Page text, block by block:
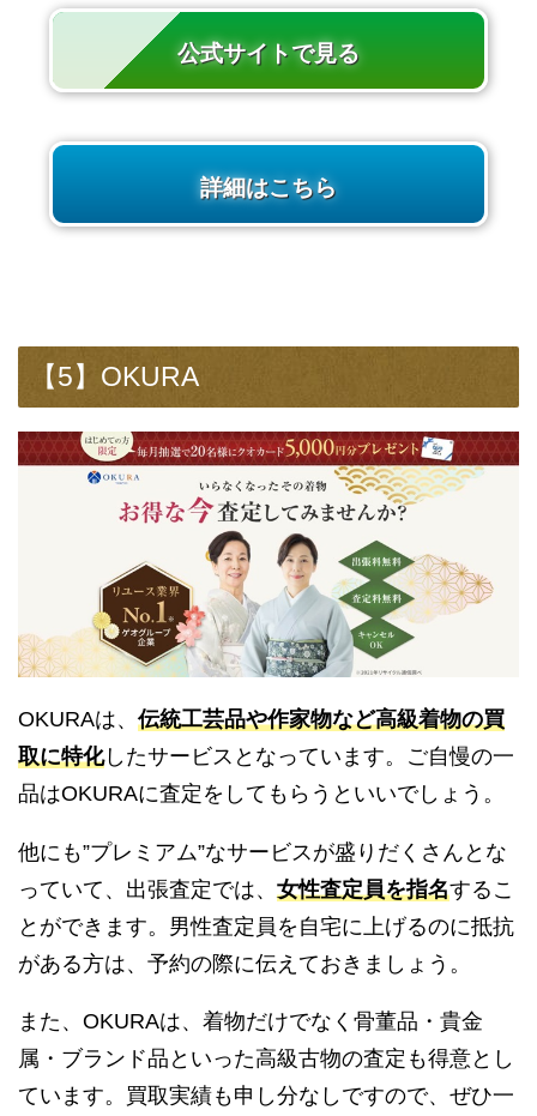
公式サイトで見る
詳細はこちら
【5】OKURA
OKURAは、 伝統工芸品や作家物など高級着物の買
取に特化したサービスとなっています。ご自慢の一
品はOKURAに査定をしてもらうといいでしょう。
他にも”プレミアム”なサービスが盛りだくさんとな
っていて、出張査定では、 女性査定員を指名するこ
とができます。男性査定員を自宅に上げるのに抵抗
がある方は、予約の際に伝えておきましょう。
また、OKURAは、着物だけでなく骨董品・貴金
属・ブランド品といった高級古物の査定も得意とし
ています。買取実績も申し分なしですので、ぜひ一